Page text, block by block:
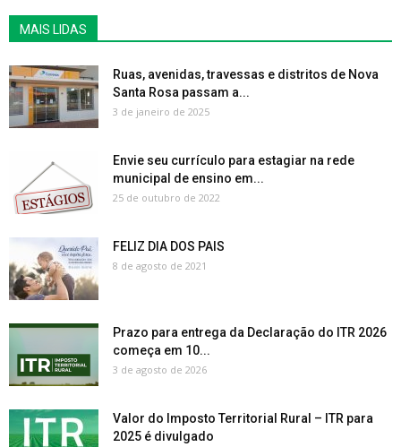
MAIS LIDAS
Ruas, avenidas, travessas e distritos de Nova
Santa Rosa passam a...
3 de janeiro de 2025
Envie seu currículo para estagiar na rede
municipal de ensino em...
25 de outubro de 2022
FELIZ DIA DOS PAIS
8 de agosto de 2021
Prazo para entrega da Declaração do ITR 2026
começa em 10...
3 de agosto de 2026
Valor do Imposto Territorial Rural – ITR para
2025 é divulgado